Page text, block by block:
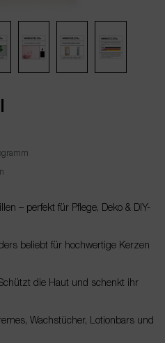
– perfekt für Pflege, Deko & DIY-
beliebt für hochwertige Kerzen
die Haut und schenkt ihr
Wachstücher, Lotionbars und